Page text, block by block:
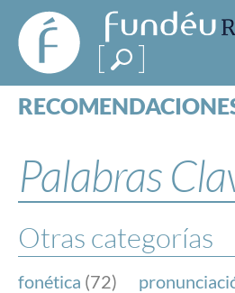
FundéuRAE
- Fundación
del Español
Urgente
ESPECIALES
NOTICIAS
SOBRE LA
Palabras
Otras categorías
fonética (72)